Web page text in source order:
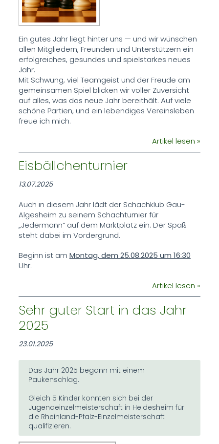
Ein gutes Jahr liegt hinter uns — und wir wünschen
allen Mitgliedern, Freunden und Unterstützern ein
erfolgreiches, gesundes und spielstarkes neues
Jahr.
Mit Schwung, viel Teamgeist und der Freude am
gemeinsamen Spiel blicken wir voller Zuversicht
auf alles, was das neue Jahr bereithält. Auf viele
schöne Partien, und ein lebendiges Vereinsleben
freue ich mich.
Artikel lesen »
Eisbällchenturnier
13.07.2025
Auch in diesem Jahr lädt der Schachklub Gau-
Algesheim zu seinem Schachturnier für
„Jedermann“ auf dem Marktplatz ein. Der Spaß
steht dabei im Vordergrund.
Beginn ist am Montag, dem 25.08.2025 um 16:30
Uhr.
Artikel lesen »
Sehr guter Start in das Jahr
2025
23.01.2025
Das Jahr 2025 begann mit einem
Paukenschlag.
Gleich 5 Kinder konnten sich bei der
Jugendeinzelmeisterschaft in Heidesheim für
die Rheinland-Pfalz-Einzelmeisterschaft
qualifizieren.